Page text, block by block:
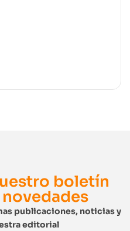
boletín
publicaciones, noticias y
editorial